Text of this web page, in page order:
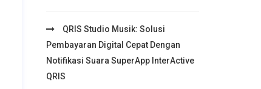
QRIS Studio Musik: Solusi
Pembayaran Digital Cepat Dengan
Notifikasi Suara SuperApp InterActive
QRIS